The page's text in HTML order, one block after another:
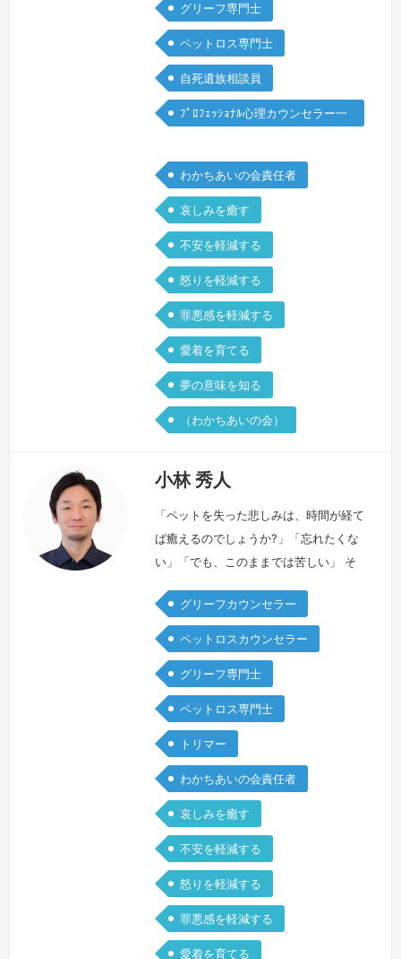
っ伏して、何も聞きたくない、何も見た
くない、消えてしまいたい、会いに行き
たい…胸が張り裂けそうな痛みはあるの
に、実際には張り裂けてもくれず、「つ
らい」…
続きを見る »
グリーフ専門士
ペットロス専門士
自死遺族相談員
ﾌﾟﾛﾌｪｯｼｮﾅﾙ心理カウンセラー一
わかちあいの会責任者
哀しみを癒す
不安を軽減する
怒りを軽減する
罪悪感を軽減する
愛着を育てる
夢の意味を知る
（わかちあいの会）
小林 秀人
「ペットを失った悲しみは、時間が経て
ば癒えるのでしょうか?」「忘れたくな
い」「でも、このままでは苦しい」 そ
ありません。私は、無理に前を向かせる
のではなく、大切な思い出を胸に飼い主
さんが自分らしく歩んでいけるように寄
り添うことを大切にしています。約20
年間トリマーとしてペットたちと向き合
ってきたからこそ、飼い主さんとペット
の深い絆を知っています。その絆は、た
とえ…
続きを見る »
グリーフカウンセラー
ペットロスカウンセラー
グリーフ専門士
ペットロス専門士
トリマー
わかちあいの会責任者
哀しみを癒す
不安を軽減する
怒りを軽減する
罪悪感を軽減する
愛着を育てる